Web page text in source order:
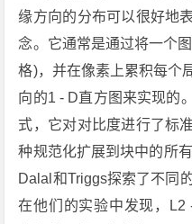
缘方向的分布可以很好地
念。它通常是通过将一个
格)，并在像素上累积每个
向的1 - D直方图来实现的
式，它对对比度进行了标
种规范化扩展到块中的所
Dalal和Triggs探索了不同
在他们的实验中发现，L2